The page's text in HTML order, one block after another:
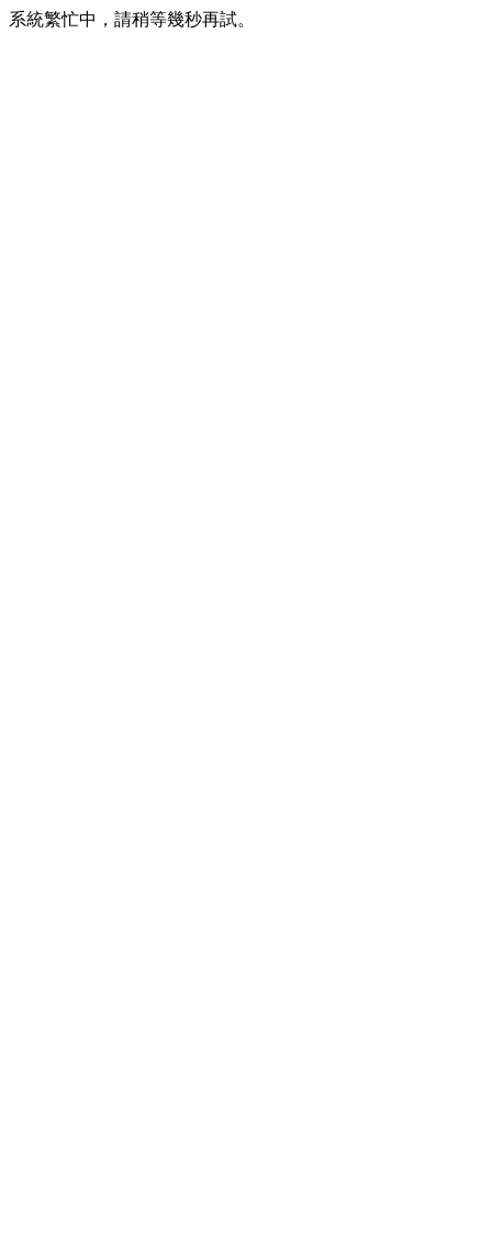
系統繁忙中，請稍等幾秒再試。